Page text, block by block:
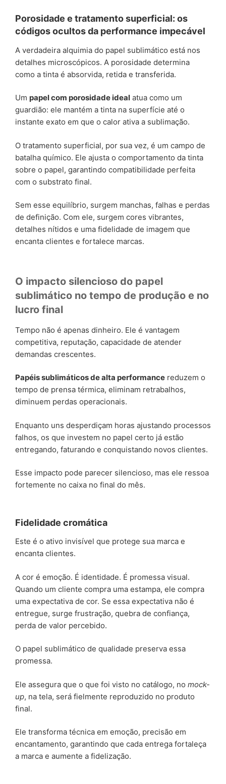
Porosidade e tratamento superficial: os
códigos ocultos da performance impecável
A verdadeira alquimia do papel sublimático está nos
detalhes microscópicos. A porosidade determina
como a tinta é absorvida, retida e transferida.
Um papel com porosidade ideal atua como um
guardião: ele mantém a tinta na superfície até o
instante exato em que o calor ativa a sublimação.
O tratamento superficial, por sua vez, é um campo de
batalha químico. Ele ajusta o comportamento da tinta
sobre o papel, garantindo compatibilidade perfeita
com o substrato final.
Sem esse equilíbrio, surgem manchas, falhas e perdas
de definição. Com ele, surgem cores vibrantes,
detalhes nítidos e uma fidelidade de imagem que
encanta clientes e fortalece marcas.
O impacto silencioso do papel
sublimático no tempo de produção e no
lucro final
Tempo não é apenas dinheiro. Ele é vantagem
competitiva, reputação, capacidade de atender
demandas crescentes.
Papéis sublimáticos de alta performance reduzem o
tempo de prensa térmica, eliminam retrabalhos,
diminuem perdas operacionais.
Enquanto uns desperdiçam horas ajustando processos
falhos, os que investem no papel certo já estão
entregando, faturando e conquistando novos clientes.
Esse impacto pode parecer silencioso, mas ele ressoa
fortemente no caixa no final do mês.
Fidelidade cromática
Este é o ativo invisível que protege sua marca e
encanta clientes.
A cor é emoção. É identidade. É promessa visual.
Quando um cliente compra uma estampa, ele compra
uma expectativa de cor. Se essa expectativa não é
entregue, surge frustração, quebra de confiança,
perda de valor percebido.
O papel sublimático de qualidade preserva essa
promessa.
Ele assegura que o que foi visto no catálogo, no mock-
up, na tela, será fielmente reproduzido no produto
final.
Ele transforma técnica em emoção, precisão em
encantamento, garantindo que cada entrega fortaleça
a marca e aumente a fidelização.